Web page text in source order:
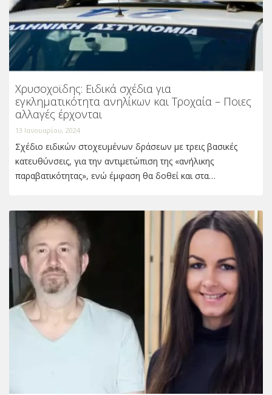
Χρυσοχοϊδης: Ειδικά σχέδια για
εγκληματικότητα ανηλίκων και Τροχαία – Ποιες
αλλαγές έρχονται
13 Ιανουαρίου, 2024
Σχέδιο ειδικών στοχευμένων δράσεων με τρεις βασικές
κατευθύνσεις, για την αντιμετώπιση της «ανήλικης
παραβατικότητας», ενώ έμφαση θα δοθεί και στα…